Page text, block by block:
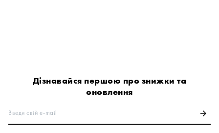
Дізнавайся першою про знижки та
оновлення
Введи свій e-mail arrow_forward